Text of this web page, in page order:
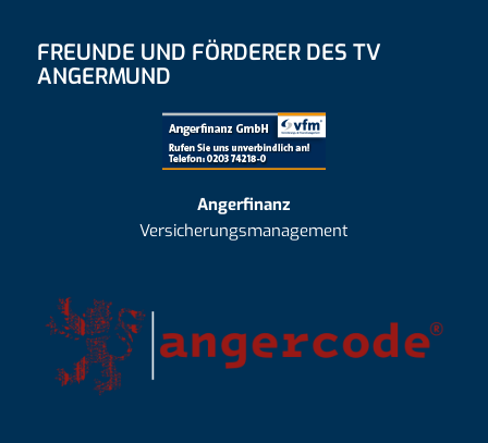
FREUNDE UND FÖRDERER DES TV
ANGERMUND
Angerfinanz
Versicherungsmanagement